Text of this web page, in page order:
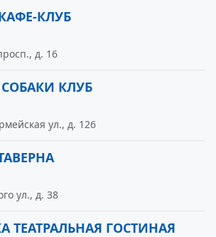
КЛУБ
д. 16
КЛУБ
ул., д. 126
ул., д. 38
ТЕАТРАЛЬНАЯ ГОСТИНАЯ